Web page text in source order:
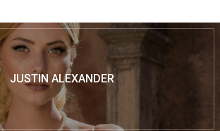
JUSTIN ALEXANDER